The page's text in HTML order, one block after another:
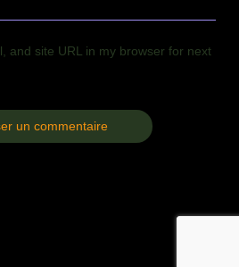
and site URL in my browser for next